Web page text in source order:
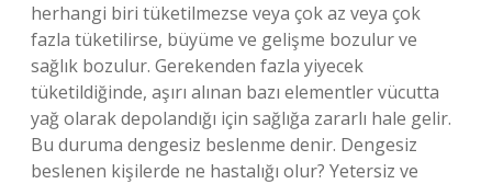
herhangi biri tüketilmezse veya çok az veya çok
fazla tüketilirse, büyüme ve gelişme bozulur ve
sağlık bozulur. Gerekenden fazla yiyecek
tüketildiğinde, aşırı alınan bazı elementler vücutta
yağ olarak depolandığı için sağlığa zararlı hale gelir.
Bu duruma dengesiz beslenme denir. Dengesiz
beslenen kişilerde ne hastalığı olur? Yetersiz ve